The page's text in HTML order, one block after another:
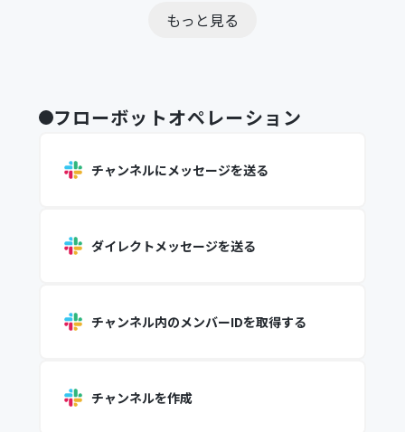
もっと見る
フローボットオペレーション
チャンネルにメッセージを送る
ダイレクトメッセージを送る
チャンネル内のメンバーIDを取得する
チャンネルを作成